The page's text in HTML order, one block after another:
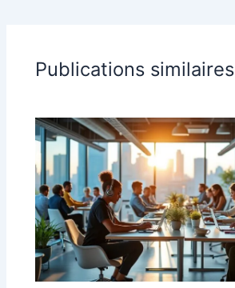
Publications similaires